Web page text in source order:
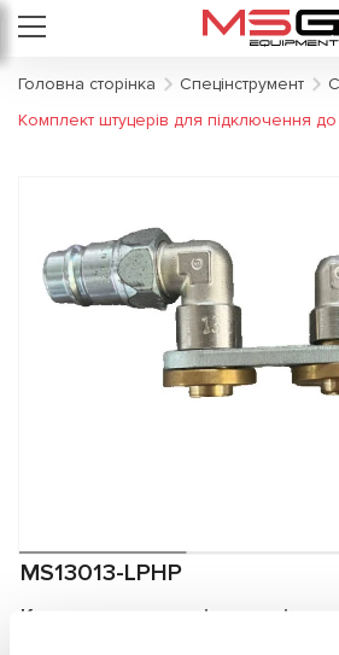
Головна сторінка Спецінструмент
Комплект штуцерів для підключення
MS13013-LPHP
Комплект штуцерів для